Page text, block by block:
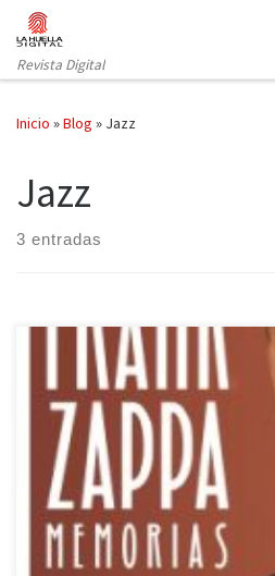
Saltar al contenido
Revista Digital
Inicio »Blog » Jazz
Jazz
3 entradas
Publicado en 1989 en Estados
muerte, La verdadera historia de
esperar más de veinte años para ser
a todas luces incomprensible. Gran
por tanto. Cuando pienso en la